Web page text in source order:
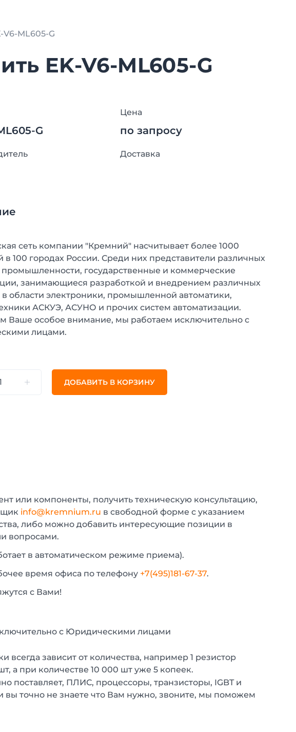
V6-ML605-G
EK-V6-ML605-G
G
Цена
по запросу
Доставка
сеть компании "Кремний" насчитывает более 1000
в 100 городах России. Среди них представители различных
промышленности, государственные и коммерческие
занимающиеся разработкой и внедрением различных
области электроники, промышленной автоматики,
АСКУЭ, АСУНО и прочих систем автоматизации.
Ваше особое внимание, мы работаем исключительно с
лицами.
ДОБАВИТЬ В КОРЗИНУ
или компоненты, получить техническую консультацию,
info@kremnium.ru в свободной форме с указанием
либо можно добавить интересующие позиции в
вопросами.
в автоматическом режиме приема).
время офиса по телефону +7(495)181-67-37.
с Вами!
с Юридическими лицами
зависит от количества, например 1 резистор
а при количестве 10 000 шт уже 5 копеек.
поставляет, ПЛИС, процессоры, транзисторы, IGBT и
точно не знаете что Вам нужно, звоните, мы поможем